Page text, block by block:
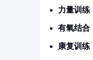
力量训练
有氧结合
康复训练